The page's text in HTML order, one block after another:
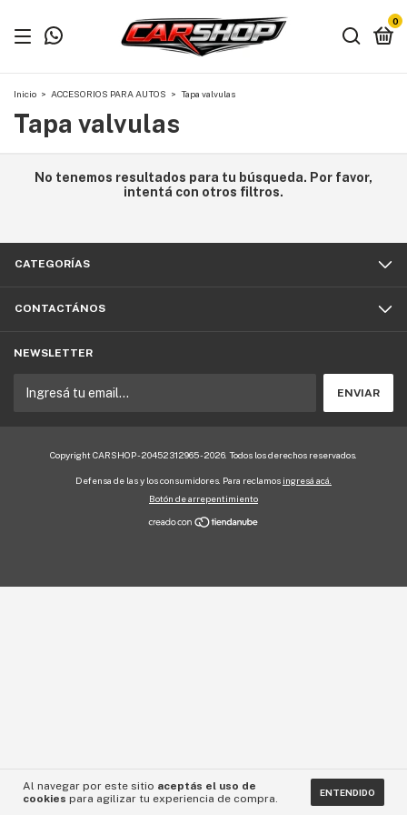
0
Al navegar por este sitio aceptás el uso de
cookies para agilizar tu experiencia de compra. ENTENDIDO
Inicio > ACCESORIOS PARA AUTOS > Tapa valvulas
Tapa valvulas
No tenemos resultados para tu búsqueda. Por favor,
intentá con otros filtros.
CATEGORÍAS
CONTACTÁNOS
NEWSLETTER
Copyright CARSHOP - 20452312965 - 2026. Todos los derechos reservados.
Defensa de las y los consumidores. Para reclamos ingresá acá.
Botón de arrepentimiento